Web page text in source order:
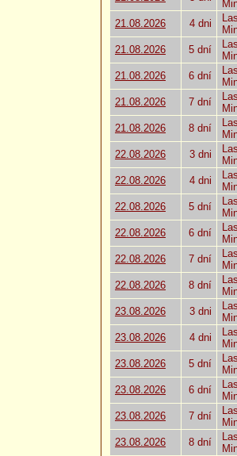
21.08.2026
4 dni
21.08.2026
5 dní
21.08.2026
6 dní
21.08.2026
7 dní
21.08.2026
8 dní
22.08.2026
3 dni
22.08.2026
4 dni
22.08.2026
5 dní
22.08.2026
6 dní
22.08.2026
7 dní
22.08.2026
8 dní
23.08.2026
3 dni
23.08.2026
4 dni
23.08.2026
5 dní
23.08.2026
6 dní
23.08.2026
7 dní
23.08.2026
8 dní